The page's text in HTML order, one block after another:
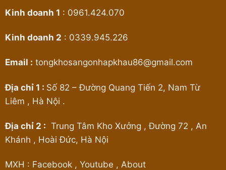
Kinh doanh 1 : 0961.424.070
Kinh doanh 2 : 0339.945.226
Email : tongkhosangonhapkhau86@gmail.com
Địa chỉ 1 : Số 82 – Đường Quang Tiến 2, Nam Từ
Liêm , Hà Nội .
Địa chỉ 2 : Trung Tâm Kho Xưởng , Đường 72 , An
Khánh , Hoài Đức, Hà Nội
MXH : Facebook , Youtube , About